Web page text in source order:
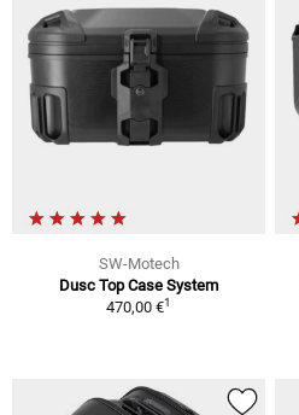
SW-Motech
Dusc Top Case System
470,00 €1